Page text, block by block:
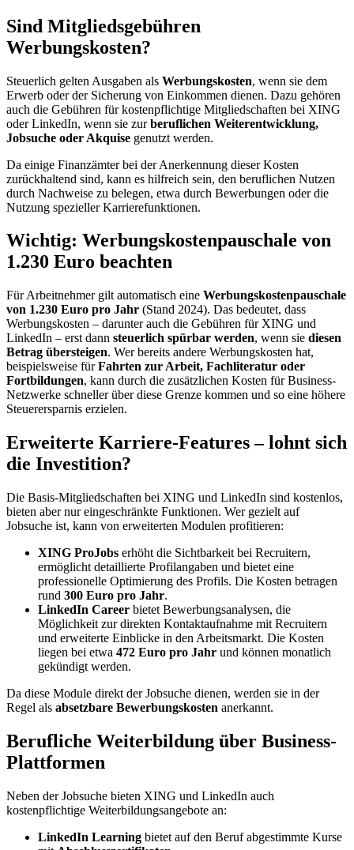
Sind Mitgliedsgebühren
Werbungskosten?
Steuerlich gelten Ausgaben als Werbungskosten, wenn sie dem
Erwerb oder der Sicherung von Einkommen dienen. Dazu gehören
auch die Gebühren für kostenpflichtige Mitgliedschaften bei XING
oder LinkedIn, wenn sie zurberuflichen Weiterentwicklung,
Jobsuche oder Akquise genutzt werden.
Da einige Finanzämter bei der Anerkennung dieser Kosten
zurückhaltend sind, kann es hilfreich sein, den beruflichen Nutzen
durch Nachweise zu belegen, etwa durch Bewerbungen oder die
Nutzung spezieller Karrierefunktionen.
Wichtig: Werbungskostenpauschale von
1.230 Euro beachten
Für Arbeitnehmer gilt automatisch eine Werbungskostenpauschale
von 1.230 Euro pro Jahr (Stand 2024). Das bedeutet, dass
Werbungskosten – darunter auch die Gebühren für XING und
LinkedIn – erst dann steuerlich spürbar werden, wenn sie diesen
Betrag übersteigen. Wer bereits andere Werbungskosten hat,
beispielsweise fürFahrten zur Arbeit, Fachliteratur oder
Fortbildungen, kann durch die zusätzlichen Kosten für Business-
Netzwerke schneller über diese Grenze kommen und so eine höhere
Steuerersparnis erzielen.
Erweiterte Karriere-Features – lohnt sich
die Investition?
Die Basis-Mitgliedschaften bei XING und LinkedIn sind kostenlos,
bieten aber nur eingeschränkte Funktionen. Wer gezielt auf
Jobsuche ist, kann von erweiterten Modulen profitieren:
XING ProJobs erhöht die Sichtbarkeit bei Recruitern,
ermöglicht detaillierte Profilangaben und bietet eine
professionelle Optimierung des Profils. Die Kosten betragen
rund 300 Euro pro Jahr.
LinkedIn Career bietet Bewerbungsanalysen, die
Möglichkeit zur direkten Kontaktaufnahme mit Recruitern
und erweiterte Einblicke in den Arbeitsmarkt. Die Kosten
liegen bei etwa 472 Euro pro Jahr und können monatlich
gekündigt werden.
Da diese Module direkt der Jobsuche dienen, werden sie in der
Regel als absetzbare Bewerbungskosten anerkannt.
Berufliche Weiterbildung über Business-
Plattformen
Neben der Jobsuche bieten XING und LinkedIn auch
kostenpflichtige Weiterbildungsangebote an:
LinkedIn Learning bietet auf den Beruf abgestimmte Kurse